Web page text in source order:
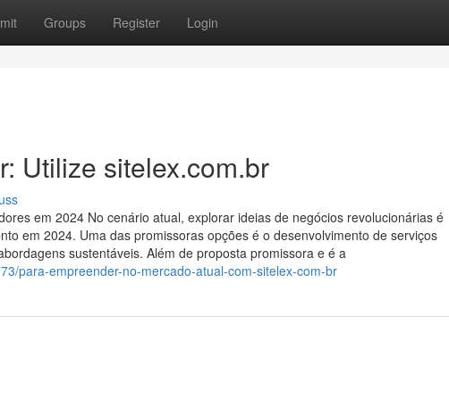
Groups Register Login
Utilize sitelex.com.br
em 2024 No cenário atual, explorar ideias de negócios revolucionárias é
em 2024. Uma das promissoras opções é o desenvolvimento de serviços
sustentáveis. Além de proposta promissora e é a
para-empreender-no-mercado-atual-com-sitelex-com-br